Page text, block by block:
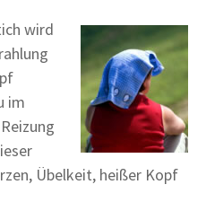
wird
im
Übelkeit, heißer Kopf